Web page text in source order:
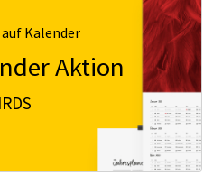
Kalender
Aktion